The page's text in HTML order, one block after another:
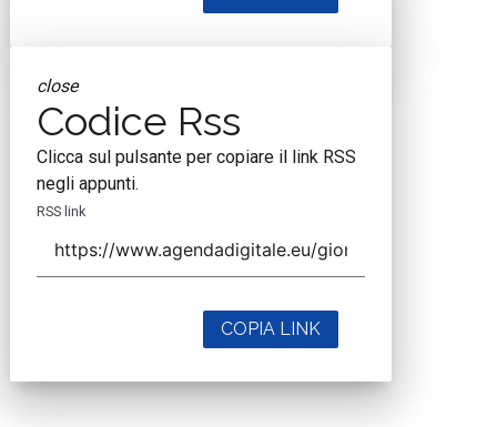
close
Codice Rss
Clicca sul pulsante per copiare il link RSS
negli appunti.
RSS link
COPIA LINK